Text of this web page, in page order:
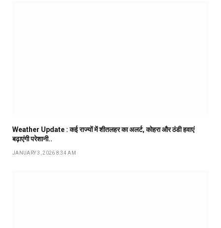
Weather Update : कई राज्यों में शीतलहर का अलर्ट, कोहरा और ठंडी हवाएं
बढ़ाएंगी परेशानी..
JANUARY 3, 2026 8:34 AM